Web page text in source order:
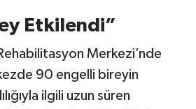
Etkilendi”
Merkezi’nde
90 engelli bireyin
ilgili uzun süren